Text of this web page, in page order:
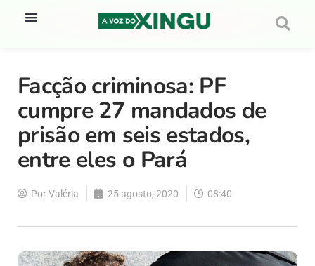
Facção criminosa: PF
cumpre 27 mandados de
prisão em seis estados,
entre eles o Pará
PorValéria 25 agosto, 2020 08:40